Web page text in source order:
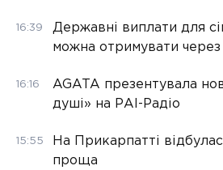
16:39
Державні виплати для
можна отримувати через
16:16
AGATA презентувала
душі» на РАІ-Радіо
15:55
На Прикарпатті
проща